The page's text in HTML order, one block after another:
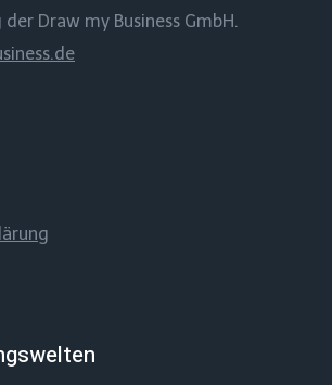
Draw my Business GmbH.